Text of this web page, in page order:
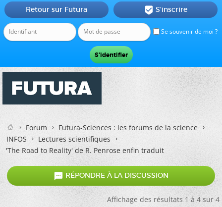
Se souvenir de moi ?
Retour sur Futura  S'inscrire
Forum
Futura-Sciences : les forums de la science
INFOS
Lectures scientifiques
'The Road to Reality' de R. Penrose enfin traduit
 RÉPONDRE À LA DISCUSSION
Affichage des résultats 1 à 4 sur 4